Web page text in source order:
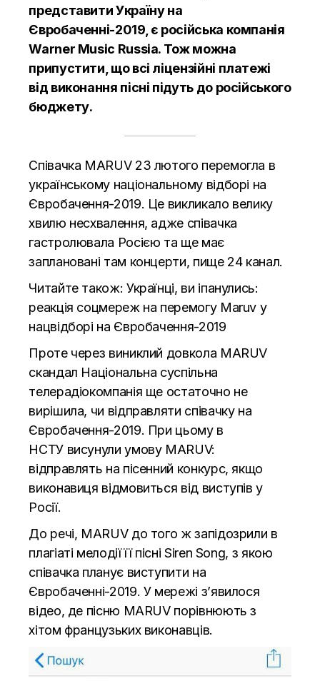
представити Україну на
Євробаченні-2019, є російська компанія
Warner Music Russia. Тож можна
припустити, що всі ліцензійні платежі
від виконання пісні підуть до російського
бюджету.
Співачка MARUV 23 лютого перемогла в
українському національному відборі на
Євробачення-2019. Це викликало велику
хвилю несхвалення, адже співачка
гастролювала Росією та ще має
заплановані там концерти, пище 24 канал.
Читайте також: Українці, ви іпанулись:
реакція соцмереж на перемогу Maruv у
нацвідборі на Євробачення-2019
Проте через виниклий довкола MARUV
скандал Національна суспільна
телерадіокомпанія ще остаточно не
вирішила, чи відправляти співачку на
Євробачення-2019. При цьому в
НСТУ висунули умову MARUV:
відправлять на пісенний конкурс, якщо
виконавиця відмовиться від виступів у
Росії.
До речі, MARUV до того ж запідозрили в
плагіаті мелодії її пісні Siren Song, з якою
співачка планує виступити на
Євробаченні-2019. У мережі з’явилося
відео, де пісню MARUV порівнюють з
хітом французьких виконавців.